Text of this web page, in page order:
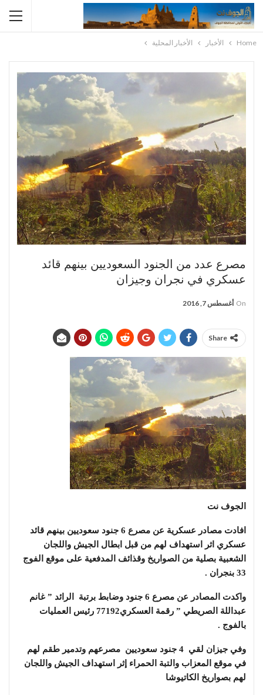
Home الأخبار الأخبار المحلية
مصرع عدد من الجنود السعوديين بينهم قائد
عسكري في نجران وجيزان
On أغسطس 7, 2016
Share
الجوف نت
افادت مصادر عسكرية عن مصرع 6 جنود سعوديين بينهم قائد
عسكري اثر استهداف لهم من قبل ابطال الجيش واللجان
الشعبية بصلية من الصواريخ وقذائف المدفعية على موقع الفوج
33 بنجران .
واكدت المصادر عن مصرع 6 جنود وضابط برتبة الرائد ” غانم
عبداللة الصريطي ” رقمة العسكري77192 رئيس العمليات
بالفوج .
وفي جيزان لقي 4 جنود سعوديين مصرعهم وتدمير طقم لهم
في موقع المعزاب والتبة الحمراء إثر استهداف الجيش واللجان
لهم بصواريخ الكاتيوشا